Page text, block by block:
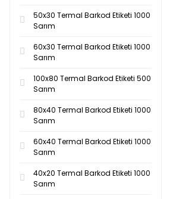
111-Krem (3)
113-Mor (3)
114-Rodamin (3)
50x30 Termal Barkod Etiketi 1000
Sarım
60x30 Termal Barkod Etiketi 1000
Sarım
100x80 Termal Barkod Etiketi 500
Sarım
80x40 Termal Barkod Etiketi 1000
Sarım
60x40 Termal Barkod Etiketi 1000
Sarım
40x20 Termal Barkod Etiketi 1000
Sarım